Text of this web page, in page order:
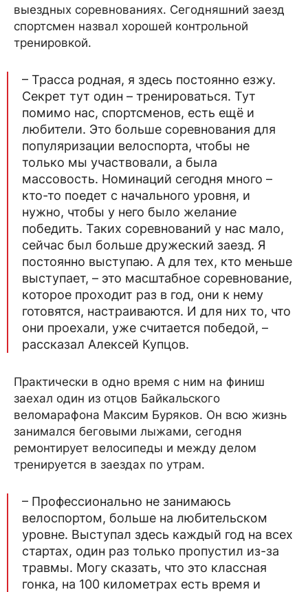
выездных соревнованиях. Сегодняшний заезд
спортсмен назвал хорошей контрольной
тренировкой.
– Трасса родная, я здесь постоянно езжу.
Секрет тут один – тренироваться. Тут
помимо нас, спортсменов, есть ещё и
любители. Это больше соревнования для
популяризации велоспорта, чтобы не
только мы участвовали, а была
массовость. Номинаций сегодня много –
кто-то поедет с начального уровня, и
нужно, чтобы у него было желание
победить. Таких соревнований у нас мало,
сейчас был больше дружеский заезд. Я
постоянно выступаю. А для тех, кто меньше
выступает, – это масштабное соревнование,
которое проходит раз в год, они к нему
готовятся, настраиваются. И для них то, что
они проехали, уже считается победой, –
рассказал Алексей Купцов.
Практически в одно время с ним на финиш
заехал один из отцов Байкальского
веломарафона Максим Буряков. Он всю жизнь
занимался беговыми лыжами, сегодня
ремонтирует велосипеды и между делом
тренируется в заездах по утрам.
– Профессионально не занимаюсь
велоспортом, больше на любительском
уровне. Выступал здесь каждый год на всех
стартах, один раз только пропустил из-за
травмы. Могу сказать, что это классная
гонка, на 100 километрах есть время и